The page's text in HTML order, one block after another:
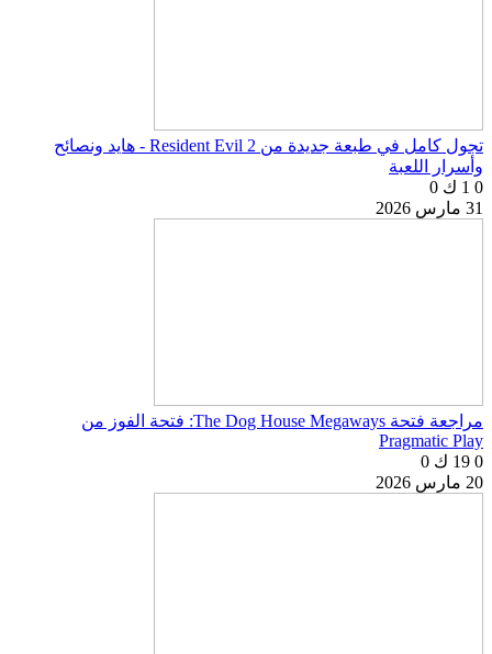
تجول كامل في طبعة جديدة من Resident Evil 2 - هايد ونصائح
وأسرار اللعبة
0 1 ك
0
31 مارس 2026
مراجعة فتحة The Dog House Megaways: فتحة الفوز من
Pragmatic Play
0 19 ك
0
20 مارس 2026